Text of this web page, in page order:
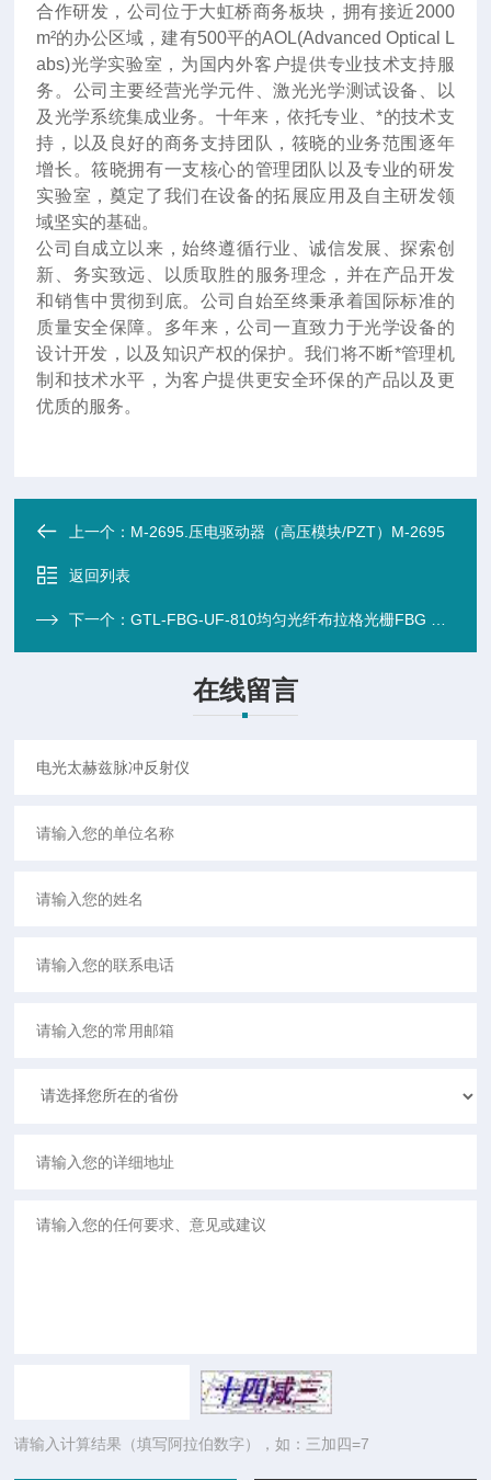
合作研发，公司位于大虹桥商务板块，拥有接近2000
m²的办公区域，建有500平的AOL(Advanced Optical L
abs)光学实验室，为国内外客户提供专业技术支持服
务。公司主要经营光学元件、激光光学测试设备、以
及光学系统集成业务。十年来 ， 依托专业、*的技术支
持，以及良好的商务支持团队，筱晓的业务范围逐年
增长。筱晓拥有一支核心的管理团队以及专业的研发
实验室，奠定了我们在设备的拓展应用及自主研发领
域坚实的基础。
公司自成立以来，始终遵循行业、诚信发展、探索创
新、务实致远、以质取胜的服务理念，并在产品开发
和销售中贯彻到底。公司自始至终秉承着国际标准的
质量安全保障。多年来，公司一直致力于光学设备的
设计开发，以及知识产权的保护。我们将不断*管理机
制和技术水平，为客户提供更安全环保的产品以及更
优质的服务。
上一个： M-2695.压电驱动器（高压模块/PZT）M-2695
返回列表
下一个：GTL-FBG-UF-810均匀光纤布拉格光栅FBG 600-2300nm
在线留言
请输入计算结果（填写阿拉伯数字），如：三加四=7